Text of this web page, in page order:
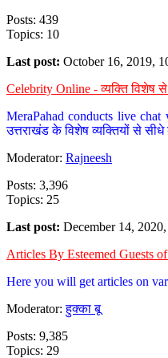
Posts: 439
Topics: 10
Last post: October 16, 2019,
Celebrity Online - व्यक्ति विशेष से
MeraPahad conducts live
उत्तराखंड के विशेष व्यक्तियों से
Moderator: Rajneesh
Posts: 3,396
Topics: 25
Last post: December 14,
Articles By Esteemed Guests
Here you will get articles on
Moderator:हुक्का बू
Posts: 9,385
Topics: 29